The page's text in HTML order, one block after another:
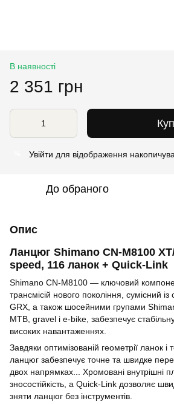
В наявності
2 351 грн
Увійти для відображення
До обраного
Опис
Ланцюг Shimano CN-M8100
speed, 116 ланок + Quick-Link
Shimano CN-M8100 — ключовий
трансмісій нового покоління, сумісний
GRX, а також шосейними групами
MTB, gravel і e-bike, забезпечує
високих навантаженнях.
Завдяки оптимізованій геометрії ланок і
ланцюг забезпечує точне та швидке
двох напрямках... Хромовані внутрішні
зносостійкість, а Quick-Link дозволяє
зняти ланцюг без інструментів.